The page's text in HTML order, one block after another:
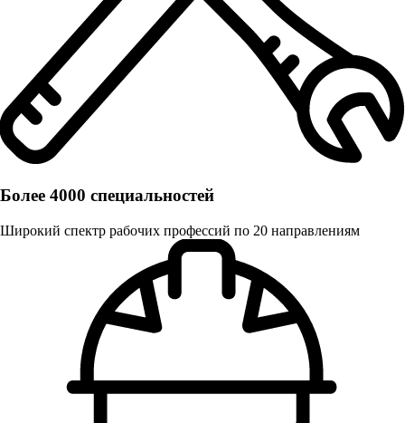
Более 4000 специальностей
Широкий спектр рабочих профессий по 20 направлениям